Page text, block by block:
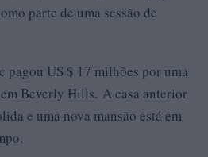
parte de uma sessão de
pagou US $ 17 milhões por uma
Beverly Hills. A casa anterior
e uma nova mansão está em